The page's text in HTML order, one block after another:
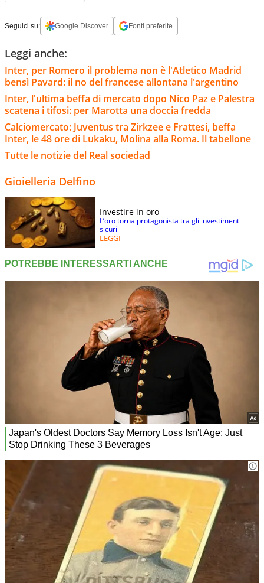
Seguici su: Google Discover Fonti preferite
Leggi anche:
Inter, per Romero il problema non è l'Atletico Madrid
bensì Pavard: il no del francese allontana l'argentino
Inter, l'ultima beffa di mercato dopo Nico Paz e Palestra
scatena i tifosi: per Marotta una doccia fredda
Calciomercato: Juventus tra Zirkzee e Frattesi, beffa
Inter, le 48 ore di Lukaku, Molina alla Roma. Il tabellone
Tutte le notizie del Real sociedad
Gioielleria Delfino
Investire in oro
L’oro torna protagonista tra gli investimenti
sicuri
LEGGI